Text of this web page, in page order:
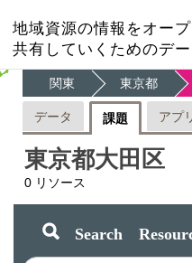
地域資源の情報をオー
共有していくためのデ
関東 東京都
データ 課題 アプ
東京都大田区
0 リソース
Search